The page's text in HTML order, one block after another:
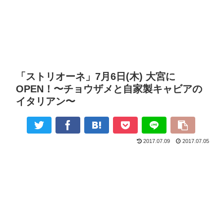
「ストリオーネ」7月6日(木) 大宮に
OPEN！〜チョウザメと自家製キャビアの
イタリアン〜
2017.07.09 2017.07.05